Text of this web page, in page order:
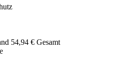
54,94 € Gesamt